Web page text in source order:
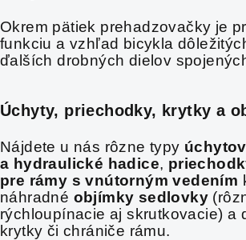
Okrem pätiek prehadzovačky je
funkciu a vzhľad bicykla
ďalších drobných dielov
Úchyty, priechodky, krytky a
Nájdete u nás rôzne typy
a hydraulické hadice,
pre rámy s vnútorným vedením
náhradné objímky sedlovky
rýchloupínacie aj skrutkovacie) a
krytky či chrániče rámu.